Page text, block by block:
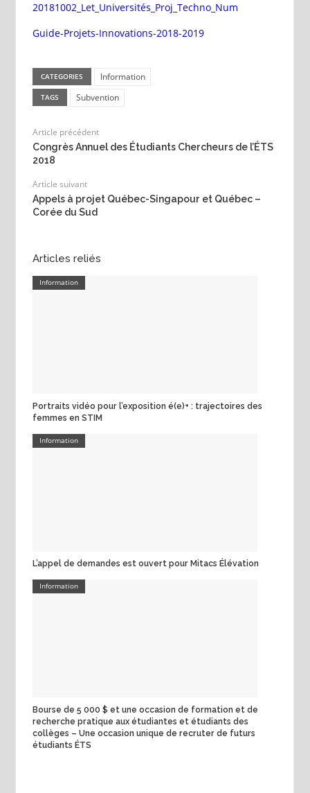
20181002_Let_Universités_Proj_Techno_Num
Guide-Projets-Innovations-2018-2019
CATEGORIES Information
TAGS Subvention
Article précédent
Congrès Annuel des Étudiants Chercheurs de l’ÉTS
2018
Article suivant
Appels à projet Québec-Singapour et Québec –
Corée du Sud
Articles reliés
Information
Portraits vidéo pour l’exposition é(e)+ : trajectoires des
femmes en STIM
Information
L’appel de demandes est ouvert pour Mitacs Élévation
Information
Bourse de 5 000 $ et une occasion de formation et de
recherche pratique aux étudiantes et étudiants des
collèges – Une occasion unique de recruter de futurs
étudiants ÉTS